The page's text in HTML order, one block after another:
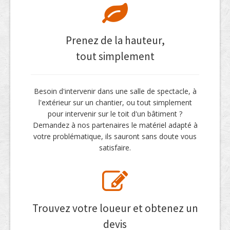
Prenez de la hauteur,
tout simplement
Besoin d'intervenir dans une salle de spectacle, à
l'extérieur sur un chantier, ou tout simplement
pour intervenir sur le toit d'un bâtiment ?
Demandez à nos partenaires le matériel adapté à
votre problématique, ils sauront sans doute vous
satisfaire.
Trouvez votre loueur et obtenez un
devis